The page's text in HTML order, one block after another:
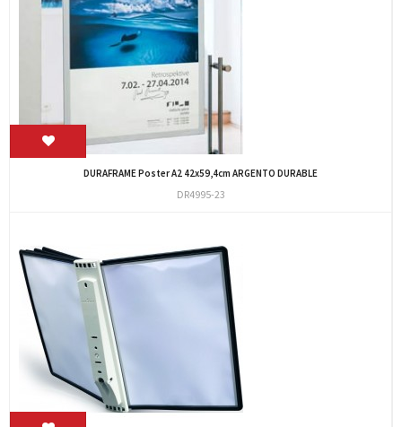
DURAFRAME Poster A2 42x59,4cm ARGENTO DURABLE
DR4995-23